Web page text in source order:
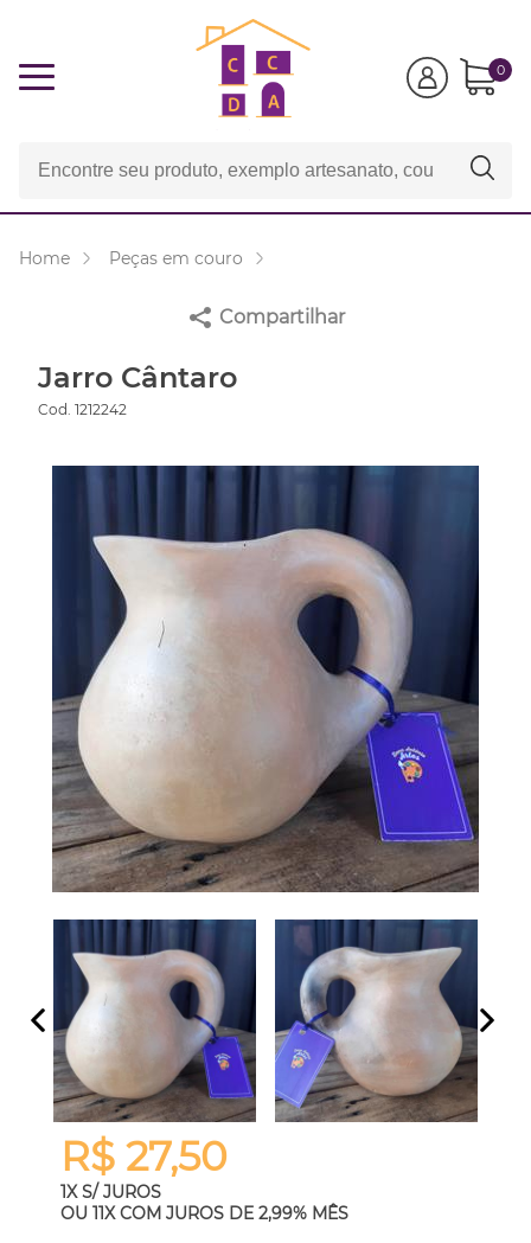
0
Home Peças em couro
Compartilhar
Jarro Cântaro
Cod. 1212242
R$ 27,50
1X S/ JUROS
OU 11X COM JUROS DE 2,99% MÊS